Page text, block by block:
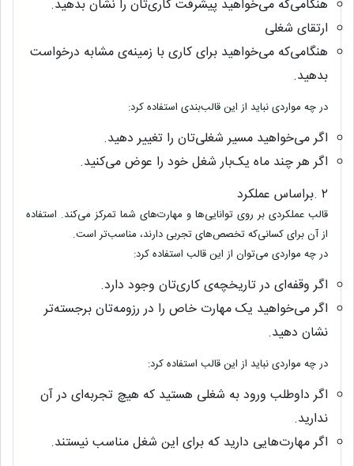
هنگامی‌‌که می‌خواهید پیشرفت کاری‌تان را نشان بدهید.
ارتقای شغلی
هنگامی‌که می‌خواهید برای کاری با زمینه‌ی مشابه درخواست
بدهید.
در چه مواردی نباید از این قالب‌بندی استفاده کرد:
اگر می‌خواهید مسیر شغلی‌تان را تغییر دهید.
اگر هر چند ماه یک‌بار شغل خود را عوض می‌کنید.
۲ .براساس عملکرد
قالب عملکردی بر روی توانایی‌ها و مهارت‌های شما تمرکز می‌کند. استفاده
از آن برای کسانی‌که تخصص‌های تجربی دارند، مناسب‌تر است.
در چه مواردی می‌توان از این قالب استفاده کرد:
اگر وقفه‌ای در تاریخچه‌ی کاری‌تان وجود دارد.
اگر می‌خواهید یک مهارت خاص را در رزومه‌تان برجسته‌تر
نشان دهید.
در چه مواردی نباید از این قالب استفاده کرد:
اگر داوطلب ورود به شغلی هستید که هیچ تجربه‌ای در آن
ندارید.
اگر مهارت‌هایی دارید که برای این شغل مناسب نیستند.